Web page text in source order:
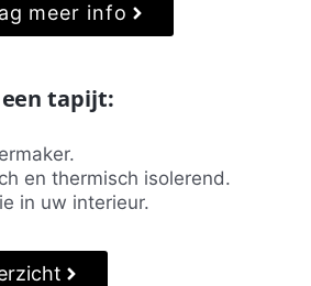
meer info
tapijt:
en thermisch isolerend.
in uw interieur.